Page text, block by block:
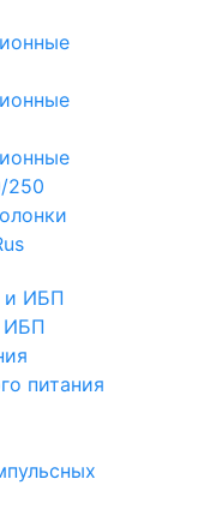
250
ИБП
питания